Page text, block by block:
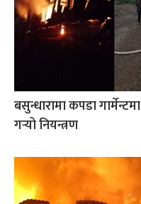
बसुन्धारामा कपडा
गर्‍यो नियन्त्रण